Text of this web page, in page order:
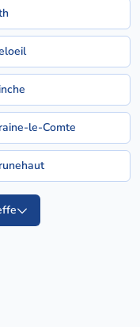
le-Comte